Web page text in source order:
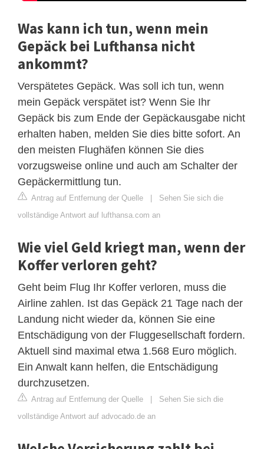
Was kann ich tun, wenn mein
Gepäck bei Lufthansa nicht
ankommt?
Verspätetes Gepäck. Was soll ich tun, wenn
mein Gepäck verspätet ist? Wenn Sie Ihr
Gepäck bis zum Ende der Gepäckausgabe nicht
erhalten haben, melden Sie dies bitte sofort. An
den meisten Flughäfen können Sie dies
vorzugsweise online und auch am Schalter der
Gepäckermittlung tun.
Antrag auf Entfernung der Quelle | Sehen Sie sich die
vollständige Antwort auf lufthansa.com an
Wie viel Geld kriegt man, wenn der
Koffer verloren geht?
Geht beim Flug Ihr Koffer verloren, muss die
Airline zahlen. Ist das Gepäck 21 Tage nach der
Landung nicht wieder da, können Sie eine
Entschädigung von der Fluggesellschaft fordern.
Aktuell sind maximal etwa 1.568 Euro möglich.
Ein Anwalt kann helfen, die Entschädigung
durchzusetzen.
Antrag auf Entfernung der Quelle | Sehen Sie sich die
vollständige Antwort auf advocado.de an